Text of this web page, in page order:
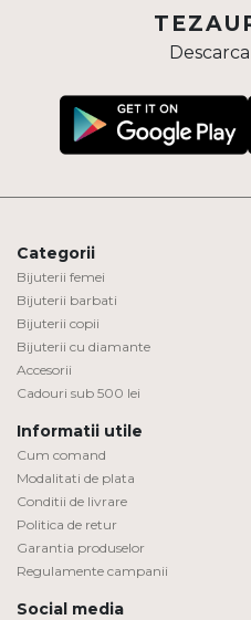
Categorii
Bijuterii femei
Bijuterii barbati
Bijuterii copii
Bijuterii cu diamante
Accesorii
Cadouri sub 500 lei
Informatii utile
Cum comand
Modalitati de plata
Conditii de livrare
Politica de retur
Garantia produselor
Regulamente campanii
Social media